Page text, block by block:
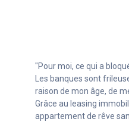
statut de retraité.
à un retraité en
moins élevés…
vivre dans mon
loyer pendant un